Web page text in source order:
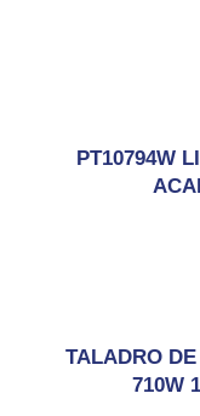
PT10794W
TALADRO
710W